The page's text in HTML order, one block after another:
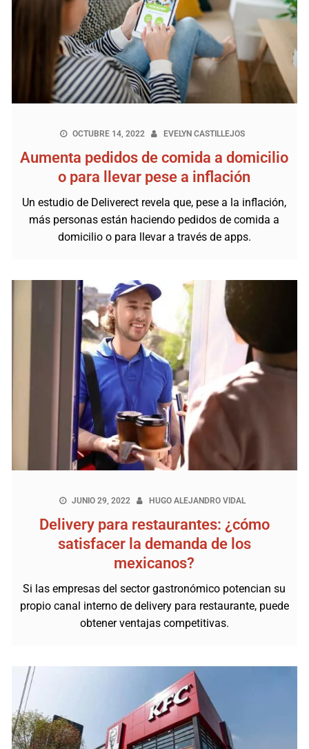
OCTUBRE 14, 2022 EVELYN CASTILLEJOS
Aumenta pedidos de comida a domicilio
o para llevar pese a inflación
Un estudio de Deliverect revela que, pese a la inflación,
más personas están haciendo pedidos de comida a
domicilio o para llevar a través de apps.
JUNIO 29, 2022 HUGO ALEJANDRO VIDAL
Delivery para restaurantes: ¿cómo
satisfacer la demanda de los
mexicanos?
Si las empresas del sector gastronómico potencian su
propio canal interno de delivery para restaurante, puede
obtener ventajas competitivas.